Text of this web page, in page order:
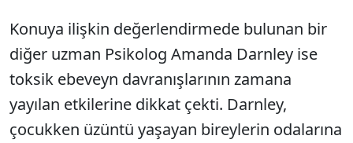
Konuya ilişkin değerlendirmede bulunan bir
diğer uzman Psikolog Amanda Darnley ise
toksik ebeveyn davranışlarının zamana
yayılan etkilerine dikkat çekti. Darnley,
çocukken üzüntü yaşayan bireylerin odalarına